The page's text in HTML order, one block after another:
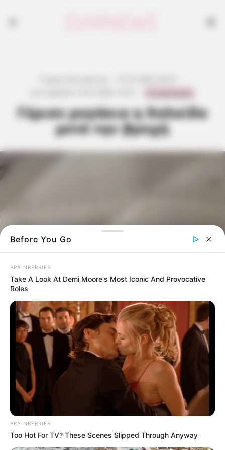
Γέμισε μυγάκια η Χαλκίδα
μετά την βροχή
Μυγάκια σε γυναίκεια τσάντα
Κάτι αλλόκοτο συνέβη στη Χαλκίδα μετά
από την έντονη βροχόπτωση
Μετά την καταρρακτώδη βροχή που έφερε η
κακοκαιρία Adel
Χαλκίδατο πρωί, ένα
αλλόκοτο σκηνικό ήρθε να προστεθεί.
Μόλις οι πρώτες ακτίνες του ήλιου βγήκαν
Before You Go
BRAINBERRIES
Take A Look At Demi Moore's Most Iconic And Provocative
Roles
BRAINBERRIES
Too Hot For TV? These Scenes Slipped Through Anyway